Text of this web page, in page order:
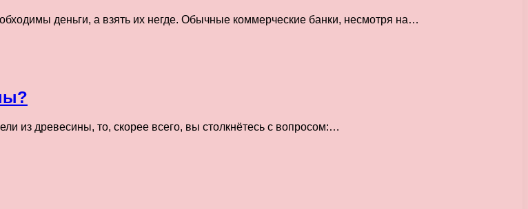
деньги, а взять их негде. Обычные коммерческие банки, несмотря на…
из древесины, то, скорее всего, вы столкнётесь с вопросом:…